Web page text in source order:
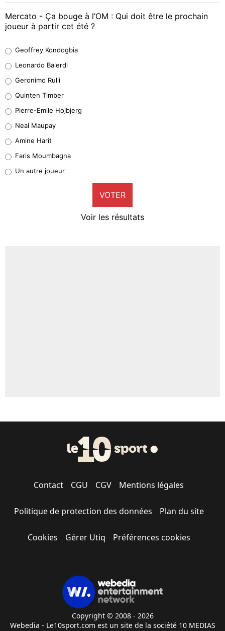
Mercato - Ça bouge à l’OM : Qui doit être le prochain
joueur à partir cet été ?
38%
32%
5%
1%
9%
Geoffrey Kondogbia
Leonardo Balerdi
Geronimo Rulli
Quinten Timber
Pierre-Emile Hojbjerg
Neal Maupay
Amine Harit
Faris Moumbagna
Un autre joueur
VOTER
Voir les résultats
Contact CGU CGV Mentions légales
Politique de protection des données Plan du site
Cookies Gérer Utiq Préférences cookies
Copyright © 2008 - 2026
Webedia - Le10sport.com est un site de la société 10 MEDIAS